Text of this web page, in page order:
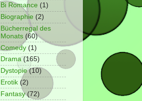
Bi Romance (1)
Biographie (2)
Bücherregal des
Monats (60)
Comedy (1)
Drama (165)
Dystopie (10)
Erotik (2)
Fantasy (72)